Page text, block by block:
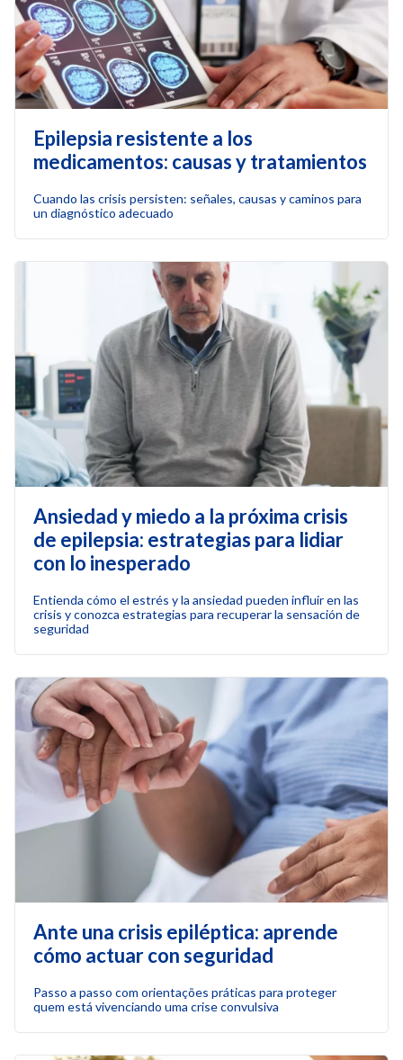
Epilepsia resistente a los
medicamentos: causas y tratamientos
Cuando las crisis persisten: señales, causas y caminos para
un diagnóstico adecuado
Ansiedad y miedo a la próxima crisis
de epilepsia: estrategias para lidiar
con lo inesperado
Entienda cómo el estrés y la ansiedad pueden influir en las
crisis y conozca estrategias para recuperar la sensación de
seguridad
Ante una crisis epiléptica: aprende
cómo actuar con seguridad
Passo a passo com orientações práticas para proteger
quem está vivenciando uma crise convulsiva